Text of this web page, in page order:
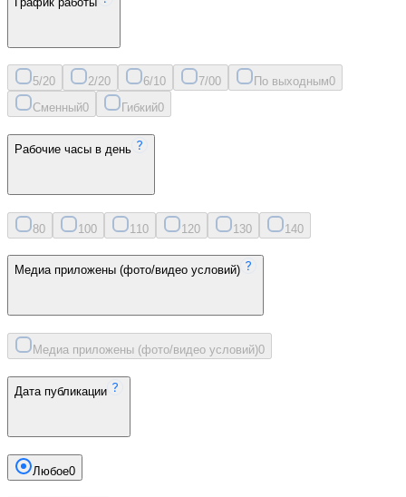
5/20 2/20 6/10 7/00 По выходным0
Сменный0 Гибкий0
Рабочие часы в день
80 100 11 0 120 130 140
Медиа приложены (фото/видео условий)
Медиа приложены (фото/видео условий)0
Дата публикации
Любое0